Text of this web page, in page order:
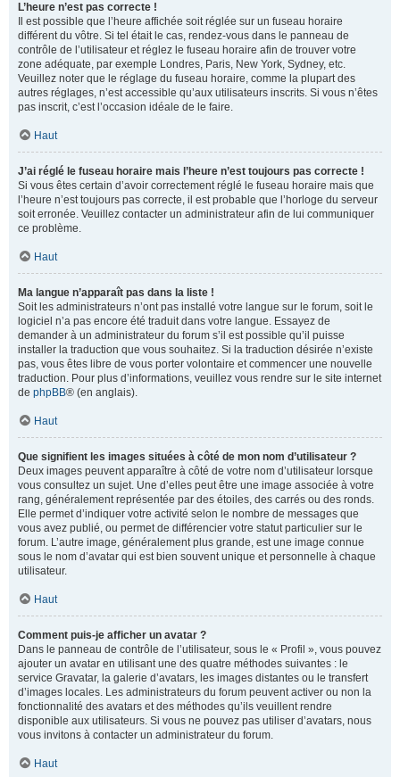
L’heure n’est pas correcte !
Il est possible que l’heure affichée soit réglée sur un fuseau horaire
différent du vôtre. Si tel était le cas, rendez-vous dans le panneau de
contrôle de l’utilisateur et réglez le fuseau horaire afin de trouver votre
zone adéquate, par exemple Londres, Paris, New York, Sydney, etc.
Veuillez noter que le réglage du fuseau horaire, comme la plupart des
autres réglages, n’est accessible qu’aux utilisateurs inscrits. Si vous n’êtes
pas inscrit, c’est l’occasion idéale de le faire.
Haut
J’ai réglé le fuseau horaire mais l’heure n’est toujours pas correcte !
Si vous êtes certain d’avoir correctement réglé le fuseau horaire mais que
l’heure n’est toujours pas correcte, il est probable que l’horloge du serveur
soit erronée. Veuillez contacter un administrateur afin de lui communiquer
ce problème.
Haut
Ma langue n’apparaît pas dans la liste !
Soit les administrateurs n’ont pas installé votre langue sur le forum, soit le
logiciel n’a pas encore été traduit dans votre langue. Essayez de
demander à un administrateur du forum s’il est possible qu’il puisse
installer la traduction que vous souhaitez. Si la traduction désirée n’existe
pas, vous êtes libre de vous porter volontaire et commencer une nouvelle
traduction. Pour plus d’informations, veuillez vous rendre sur le site internet
de phpBB® (en anglais).
Haut
Que signifient les images situées à côté de mon nom d’utilisateur ?
Deux images peuvent apparaître à côté de votre nom d’utilisateur lorsque
vous consultez un sujet. Une d’elles peut être une image associée à votre
rang, généralement représentée par des étoiles, des carrés ou des ronds.
Elle permet d’indiquer votre activité selon le nombre de messages que
vous avez publié, ou permet de différencier votre statut particulier sur le
forum. L’autre image, généralement plus grande, est une image connue
sous le nom d’avatar qui est bien souvent unique et personnelle à chaque
utilisateur.
Haut
Comment puis-je afficher un avatar ?
Dans le panneau de contrôle de l’utilisateur, sous le « Profil », vous pouvez
ajouter un avatar en utilisant une des quatre méthodes suivantes : le
service Gravatar, la galerie d’avatars, les images distantes ou le transfert
d’images locales. Les administrateurs du forum peuvent activer ou non la
fonctionnalité des avatars et des méthodes qu’ils veuillent rendre
disponible aux utilisateurs. Si vous ne pouvez pas utiliser d’avatars, nous
vous invitons à contacter un administrateur du forum.
Haut